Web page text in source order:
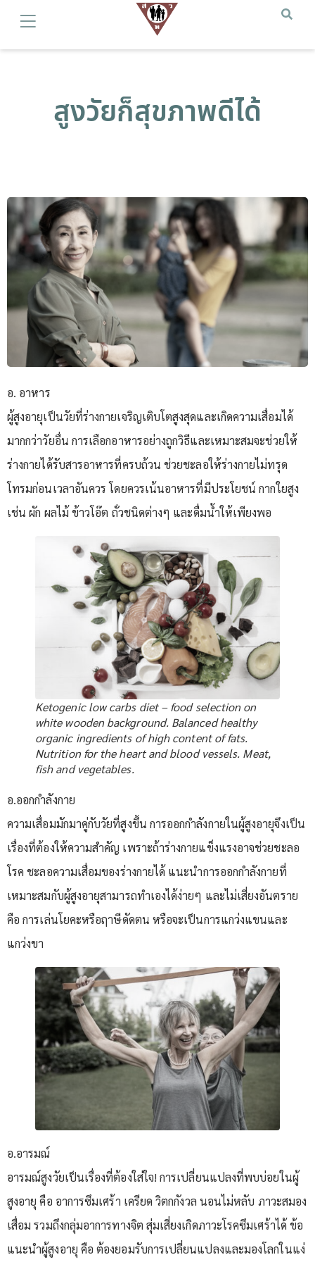
สูงวัยก็สุขภาพดีได้
อ. อาหาร
ผู้สูงอายุเป็นวัยที่ร่างกายเจริญเติบโตสูงสุดและเกิดความเสื่อมได้
มากกว่าวัยอื่น การเลือกอาหารอย่างถูกวิธีและเหมาะสมจะช่วยให้
ร่างกายได้รับสารอาหารที่ครบถ้วน ช่วยชะลอให้ร่างกายไม่ทรุด
โทรมก่อนเวลาอันควร โดยควรเน้นอาหารที่มีประโยชน์ กากใยสูง
เช่น ผัก ผลไม้ ข้าวโอ๊ต ถั่วชนิดต่างๆ และดื่มน้ำให้เพียงพอ
Ketogenic low carbs diet – food selection on
white wooden background. Balanced healthy
organic ingredients of high content of fats.
Nutrition for the heart and blood vessels. Meat,
fish and vegetables.
อ.ออกกำลังกาย
ความเสื่อมมักมาคู่กับวัยที่สูงขึ้น การออกกำลังกายในผู้สูงอายุจึงเป็น
เรื่องที่ต้องให้ความสำคัญ เพราะถ้าร่างกายแข็งแรงอาจช่วยชะลอ
โรค ชะลอความเสื่อมของร่างกายได้ แนะนำการออกกำลังกายที่
เหมาะสมกับผู้สูงอายุสามารถทำเองได้ง่ายๆ และไม่เสี่ยงอันตราย
คือ การเล่นโยคะหรือฤาษีดัดตน หรือจะเป็นการแกว่งแขนและ
แกว่งขา
อ.อารมณ์
อารมณ์สูงวัยเป็นเรื่องที่ต้องใส่ใจ! การเปลี่ยนแปลงที่พบบ่อยในผู้
สูงอายุ คือ อาการซึมเศร้า เครียด วิตกกังวล นอนไม่หลับ ภาวะสมอง
เสื่อม รวมถึงกลุ่มอาการทางจิต สุ่มเสี่ยงเกิดภาวะโรคซึมเศร้าได้ ข้อ
แนะนำผู้สูงอายุ คือ ต้องยอมรับการเปลี่ยนแปลงและมองโลกในแง่